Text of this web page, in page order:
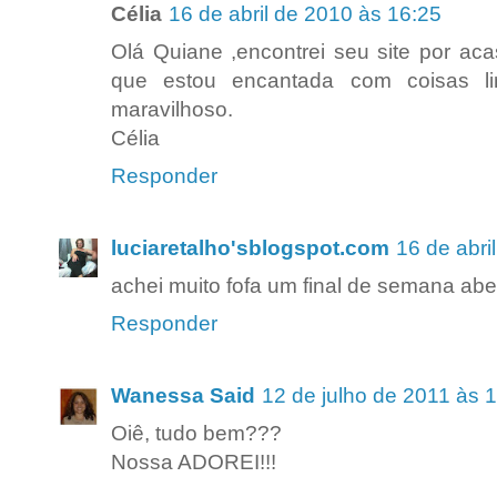
Célia 16 de abril de 2010 às 16:25
Olá Quiane ,encontrei seu site por
que estou encantada com coisas
maravilhoso.
Célia
Responder
luciaretalho'sblogspot.com 16 de
achei muito fofa um final de semana
Responder
Wanessa Said 12 de julho de 2011 às
Oiê, tudo bem???
Nossa ADOREI!!!